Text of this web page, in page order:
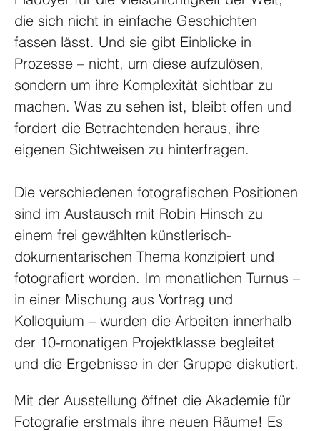
die sich nicht in einfache Geschichten
fassen lässt. Und sie gibt Einblicke in
Prozesse – nicht, um diese aufzulösen,
sondern um ihre Komplexität sichtbar zu
machen. Was zu sehen ist, bleibt offen und
fordert die Betrachtenden heraus, ihre
eigenen Sichtweisen zu hinterfragen.
Die verschiedenen fotografischen Positionen
sind im Austausch mit Robin Hinsch zu
einem frei gewählten künstlerisch-
dokumentarischen Thema konzipiert und
fotografiert worden. Im monatlichen Turnus –
in einer Mischung aus Vortrag und
Kolloquium – wurden die Arbeiten innerhalb
der 10-monatigen Projektklasse begleitet
und die Ergebnisse in der Gruppe diskutiert.
Mit der Ausstellung öffnet die Akademie für
Fotografie erstmals ihre neuen Räume! Es